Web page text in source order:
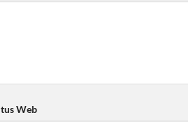
Web